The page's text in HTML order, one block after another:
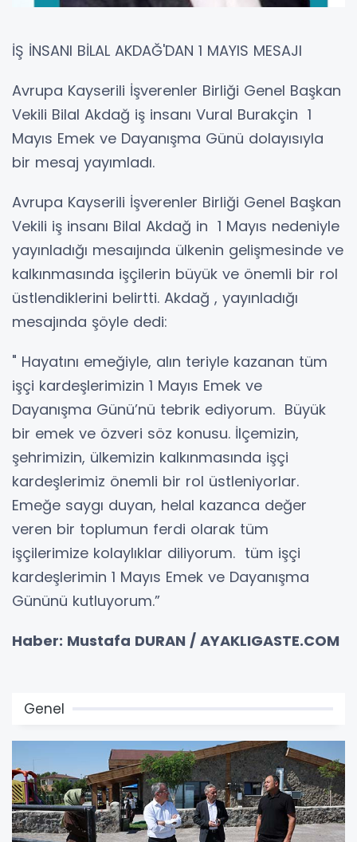
İŞ İNSANI BİLAL AKDAĞ'DAN 1 MAYIS MESAJI
Avrupa Kayserili İşverenler Birliği Genel Başkan
Vekili Bilal Akdağ iş insanı Vural Burakçin 1
Mayıs Emek ve Dayanışma Günü dolayısıyla
bir mesaj yayımladı.
Avrupa Kayserili İşverenler Birliği Genel Başkan
Vekili iş insanı Bilal Akdağ in 1 Mayıs nedeniyle
yayınladığı mesaıjında ülkenin gelişmesinde ve
kalkınmasında işçilerin büyük ve önemli bir rol
üstlendiklerini belirtti. Akdağ , yayınladığı
mesajında şöyle dedi:
" Hayatını emeğiyle, alın teriyle kazanan tüm
işçi kardeşlerimizin 1 Mayıs Emek ve
Dayanışma Günü’nü tebrik ediyorum. Büyük
bir emek ve özveri söz konusu. İlçemizin,
şehrimizin, ülkemizin kalkınmasında işçi
kardeşlerimiz önemli bir rol üstleniyorlar.
Emeğe saygı duyan, helal kazanca değer
veren bir toplumun ferdi olarak tüm
işçilerimize kolaylıklar diliyorum. tüm işçi
kardeşlerimin 1 Mayıs Emek ve Dayanışma
Gününü kutluyorum.”
Haber: Mustafa DURAN / AYAKLIGASTE.COM
Genel